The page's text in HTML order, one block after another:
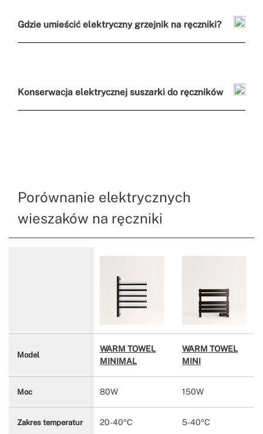
Gdzie umieścić elektryczny grzejnik na ręczniki?
Konserwacja elektrycznej suszarki do ręczników
Porównanie elektrycznych
wieszaków na ręczniki
Model
WARM TOWEL
MINIMAL
WARM TOWEL
MINI
Moc 80W 150W
Zakres temperatur 20-40ºC 5-40ºC